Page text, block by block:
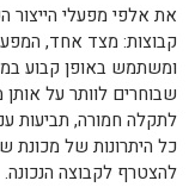
את אלפי מפעלי הייצור
קבוצות: מצד אחד,
ומשתמש באופן קבוע
שבוחרים לוותר על אותן
לתקלה חמורה, תביעות
כל היתרונות של
להצטרף לקבוצה הנכונה.